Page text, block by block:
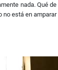
nada. Qué
está en